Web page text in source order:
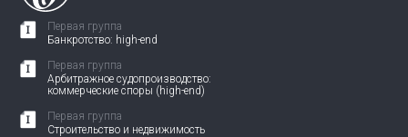
Первая группа
Банкротство: high-end
Первая группа
Арбитражное судопроизводство:
коммерческие споры (high-end)
Первая группа
Строительство и недвижимость